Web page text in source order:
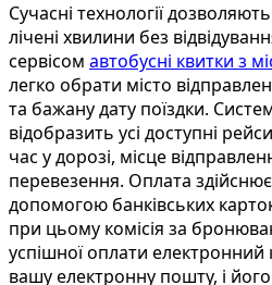
Сучасні технології
лічені хвилини без
сервісом автобусні квитки з
легко обрати місто
та бажану дату поїздки.
відобразить усі доступні
час у дорозі, місце
перевезення. Оплата
допомогою банківських
при цьому комісія за
успішної оплати електронний
вашу електронну пошту, і